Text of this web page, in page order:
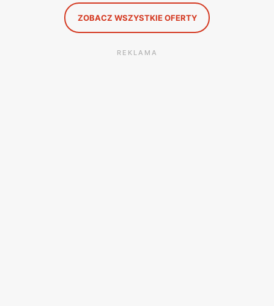
ZOBACZ WSZYSTKIE OFERTY
REKLAMA